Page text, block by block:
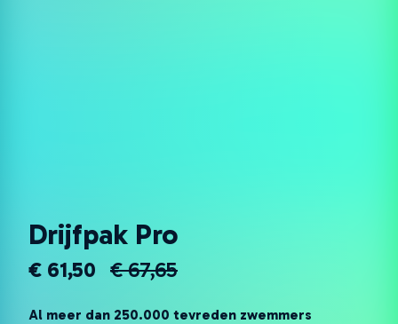
Drijfpak Pro
€ 61,50 € 67,65
Al meer dan 250.000 tevreden zwemmers